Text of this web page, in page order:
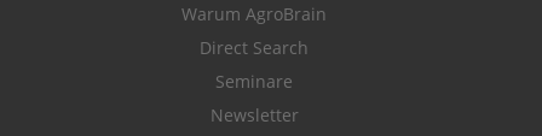
Warum AgroBrain
Direct Search
Seminare
Newsletter